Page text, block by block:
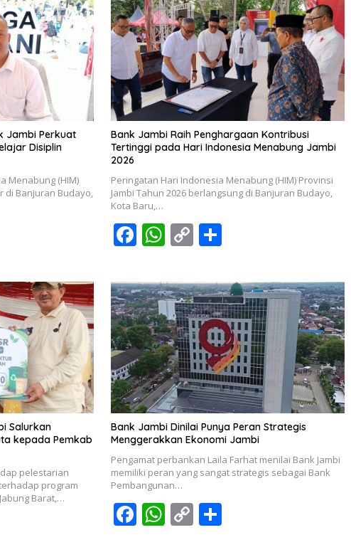
Jambi Perkuat
Disiplin
Menabung (HIM)
di Banjuran Budayo,
Bank Jambi Raih Penghargaan Kontribusi
Tertinggi pada Hari Indonesia Menabung Jambi
2026
Peringatan Hari Indonesia Menabung (HIM) Provinsi
Jambi Tahun 2026 berlangsung di Banjuran Budayo,
Kota Baru,…
F
ac
e
b
o
o
k
W
h
at
s
A
p
p
C
o
p
y
Li
n
k
S
ar
e
Salurkan
kepada Pemkab
pelestarian
program
Barat,…
Bank Jambi Dinilai Punya Peran Strategis
Menggerakkan Ekonomi Jambi
Pengamat perbankan Laila Farhat menilai Bank Jambi
memiliki peran yang sangat strategis sebagai Bank
Pembangunan…
F W C S